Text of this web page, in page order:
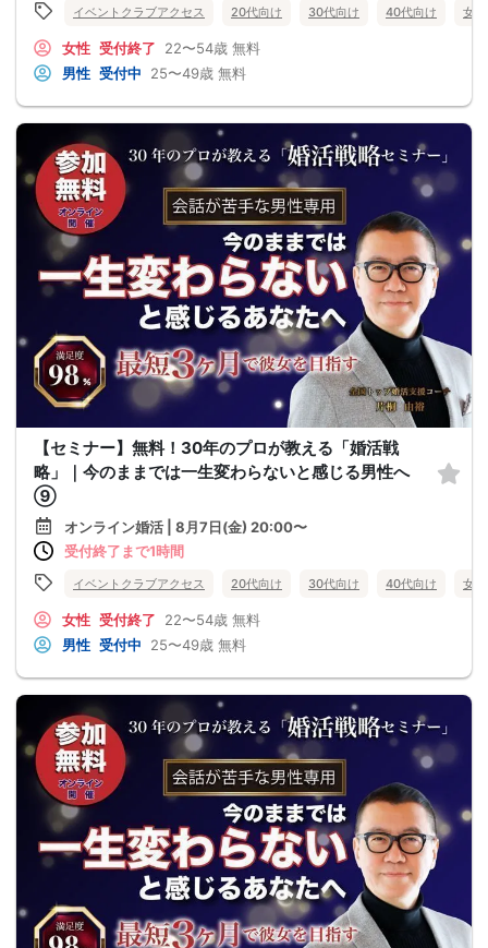
イベントクラブアクセス 20代向け 30代向け 40代向け 女
女性 受付終了 22〜54歳 無料
男性 受付中 25〜49歳 無料
【セミナー】無料！30年のプロが教える「婚活戦
略」｜今のままでは一生変わらないと感じる男性へ
⑨
オンライン婚活 | 8月7日(金) 20:00〜
受付終了まで1時間
イベントクラブアクセス 20代向け 30代向け 40代向け 女
女性 受付終了 22〜54歳 無料
男性 受付中 25〜49歳 無料